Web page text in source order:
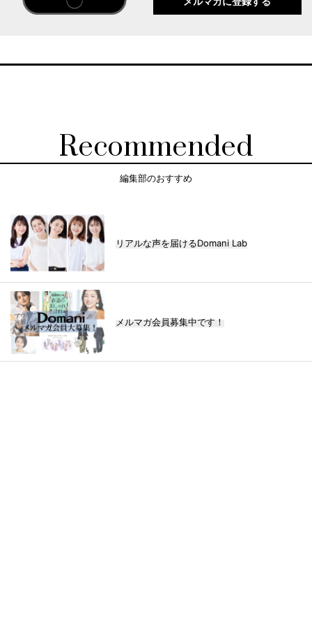
Recommended
編集部のおすすめ
リアルな声を届けるDomani Lab
メルマガ会員募集中です！